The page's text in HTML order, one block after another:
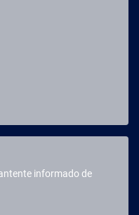
informado de